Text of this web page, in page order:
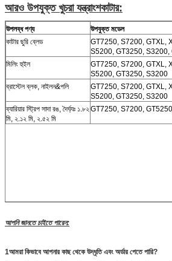
আরও উপযুক্ত খুচরা যন্ত্রাংশকাটার:
উপলব্ধ পণ্য
উপযুক্ত মডেল
কাটার ছুরি ব্লেড
GT7250, S7200, GTXL,
S5200, GT3250, S3200,
মিলিং হুইল
GT7250, S7200, GTXL,
S5200, GT3250, S3200
ব্রাস্টেল ব্লক, নাইলন&পলি
GT7250, S7200, GTXL,
S5200, GT3250, S3200
ব্যারিয়ার স্ট্রিপ সাদা রঙ, দৈর্ঘ্যঃ ১.৮২
মি, ২.১২ মি, ২.৫২ মি
GT7250, S7200,
আপনি জানতে চাইতে পারেন:
1আমরা কিভাবে আপনার কাছ থেকে উদ্ধৃতি এবং অর্ডার পেতে পারি?